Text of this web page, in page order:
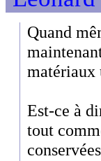
Quand
matériaux
Est-ce à
tout